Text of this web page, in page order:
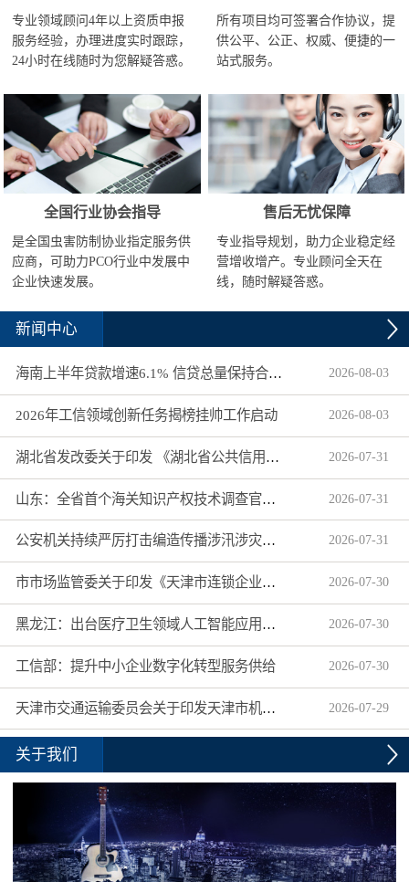
专业领域顾问4年以上资质申报
服务经验，办理进度实时跟踪，
24小时在线随时为您解疑答惑。
所有项目均可签署合作协议，提
供公平、公正、权威、便捷的一
站式服务。
全国行业协会指导
是全国虫害防制协业指定服务供
应商，可助力PCO行业中发展中
企业快速发展。
售后无忧保障
专业指导规划，助力企业稳定经
营增收增产。专业顾问全天在
线，随时解疑答惑。
新闻中心
海南上半年贷款增速6.1% 信贷总量保持合理平稳增长 2026-08-03
2026年工信领域创新任务揭榜挂帅工作启动 2026-08-03
湖北省发改委关于印发 《湖北省公共信用信息目录（2026年版）》的通知 2026-07-31
山东：全省首个海关知识产权技术调查官制度落地济南自贸片区 2026-07-31
公安机关持续严厉打击编造传播涉汛涉灾网络谣言 2026-07-31
市市场监管委关于印发《天津市连锁企业食品经营许可“先证后核”信用承诺审批实施办法》的通知 2026-07-30
黑龙江：出台医疗卫生领域人工智能应用工作实施方案 2026-07-30
工信部：提升中小企业数字化转型服务供给 2026-07-30
天津市交通运输委员会关于印发天津市机动车驾驶员培训机构及教练员综合信用评价管理办法的通知 2026-07-29
关于我们